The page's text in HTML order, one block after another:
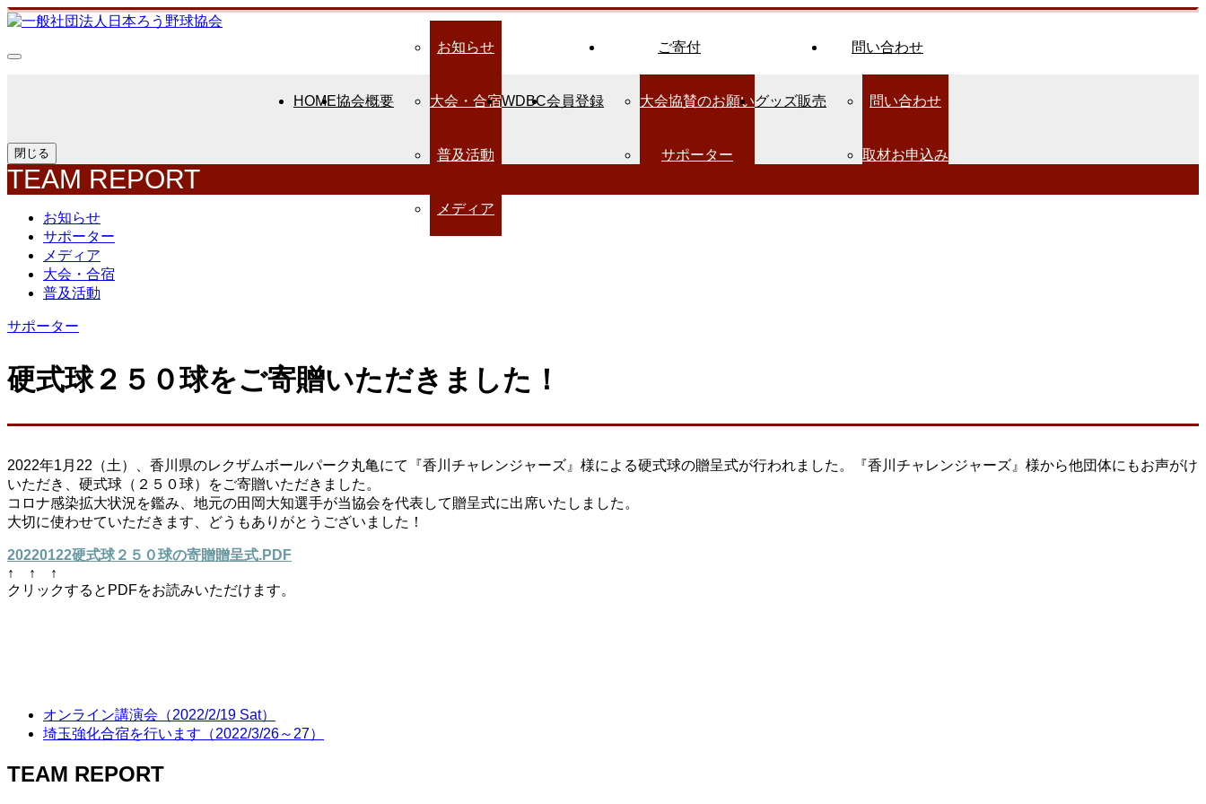
HOME協会概要
お知らせ
大会・合宿
普及活動
メディア
WDBC会員登録
ご寄付
大会協賛のお願い
サポーター
グッズ販売
問い合わせ
問い合わせ
取材お申込み
閉じる
TEAM REPORT
お知らせ
サポーター
メディア
大会・合宿
普及活動
サポーター
硬式球２５０球をご寄贈いただきました！
2022年1月22（土）、香川県のレクザムボールパーク丸亀にて『香川チャレンジャーズ』様による硬式球の贈呈式が行われました。『香川チャレンジャーズ』様から他団体にもお声がけ
いただき、硬式球（２５０球）をご寄贈いただきました。
コロナ感染拡大状況を鑑み、地元の田岡大知選手が当協会を代表して贈呈式に出席いたしました。
大切に使わせていただきます、どうもありがとうございました！
20220122硬式球２５０球の寄贈贈呈式.PDF
↑ ↑ ↑
クリックするとPDFをお読みいただけます。
オンライン講演会（2022/2/19 Sat）
埼玉強化合宿を行います（2022/3/26～27）
TEAM REPORT